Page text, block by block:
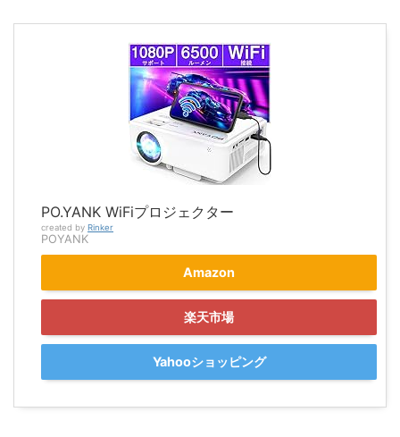
PO.YANK WiFiプロジェクター
created by Rinker
POYANK
Amazon
楽天市場
Yahooショッピング